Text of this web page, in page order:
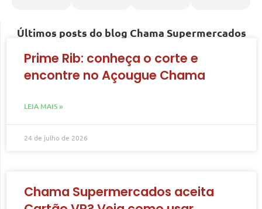
Últimos posts do blog Chama Supermercados
Prime Rib: conheça o corte e
encontre no Açougue Chama
LEIA MAIS »
24 de julho de 2026
Chama Supermercados aceita